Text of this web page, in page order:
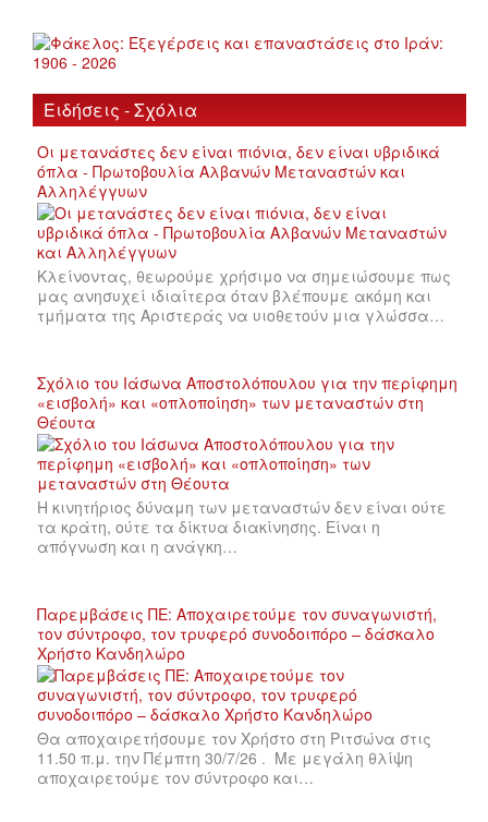
Ειδήσεις - Σχόλια
Οι μετανάστες δεν είναι πιόνια, δεν είναι υβριδικά
όπλα - Πρωτοβουλία Αλβανών Μεταναστών και
Αλληλέγγυων
Κλείνοντας, θεωρούμε χρήσιμο να σημειώσουμε πως
μας ανησυχεί ιδιαίτερα όταν βλέπουμε ακόμη και
τμήματα της Αριστεράς να υιοθετούν μια γλώσσα…
Σχόλιο του Ιάσωνα Αποστολόπουλου για την περίφημη
«εισβολή» και «οπλοποίηση» των μεταναστών στη
Θέουτα
Η κινητήριος δύναμη των μεταναστών δεν είναι ούτε
τα κράτη, ούτε τα δίκτυα διακίνησης. Είναι η
απόγνωση και η ανάγκη…
Παρεμβάσεις ΠΕ: Αποχαιρετούμε τον συναγωνιστή,
τον σύντροφο, τον τρυφερό συνοδοιπόρο – δάσκαλο
Χρήστο Κανδηλώρο
Θα αποχαιρετήσουμε τον Χρήστο στη Ριτσώνα στις
11.50 π.μ. την Πέμπτη 30/7/26 . Με μεγάλη θλίψη
αποχαιρετούμε τον σύντροφο και…